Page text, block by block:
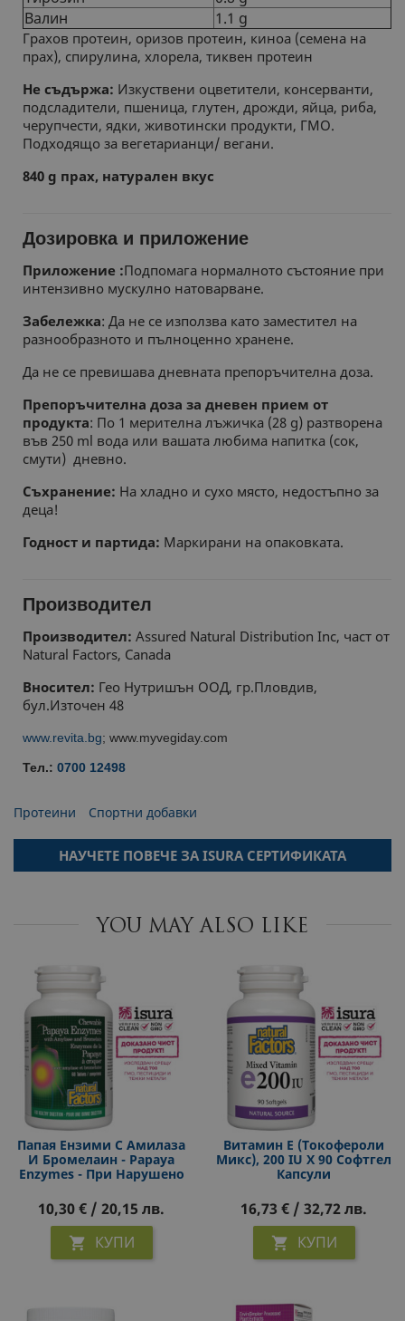
Валин
1.1 g
Грахов протеин, оризов протеин, киноа (семена на
прах), спирулина, хлорела, тиквен протеин
Не съдържа: Изкуствени оцветители, консерванти,
подсладители, пшеница, глутен, дрожди, яйца, риба,
черупчести, ядки, животински продукти, ГМО.
Подходящо за вегетарианци/ вегани.
840 g прах, натурален вкус
Дозировка и приложение
Приложение :Подпомага нормалното състояние при
интензивно мускулно натоварване.
Забележка: Да не се използва като заместител на
разнообразното и пълноценно хранене.
Да не се превишава дневната препоръчителна доза.
Препоръчителна доза за дневен прием от
продукта: По 1 мерителна лъжичка (28 g) разтворена
във 250 ml вода или вашата любима напитка (сок,
смути) дневно.
Съхранение: На хладно и сухо място, недостъпно за
деца!
Годност и партида: Маркирани на oпаковката.
Производител
Производител: Assured Natural Distribution Inc, част от
Natural Factors, Canada
Вносител: Гео Нутришън ООД, гр.Пловдив,
бул.Източен 48
www.revita.bg; www.myvegiday.com
Тел.: 0700 12498
Протеини Спортни добавки
НАУЧЕТЕ ПОВЕЧЕ ЗА ISURA СЕРТИФИКАТА
YOU MAY ALSO LIKE
Папая Ензими С Амилаза
И Бромелаин - Papaya
Enzymes - При Нарушено
Подуване, 60 Дъвчащи
Таблетки
10,30 € / 20,15 лв.
 КУПИ
Витамин E (токофероли
Микс), 200 IU Х 90 Софтгел
Капсули
16,73 € / 32,72 лв.
 КУПИ